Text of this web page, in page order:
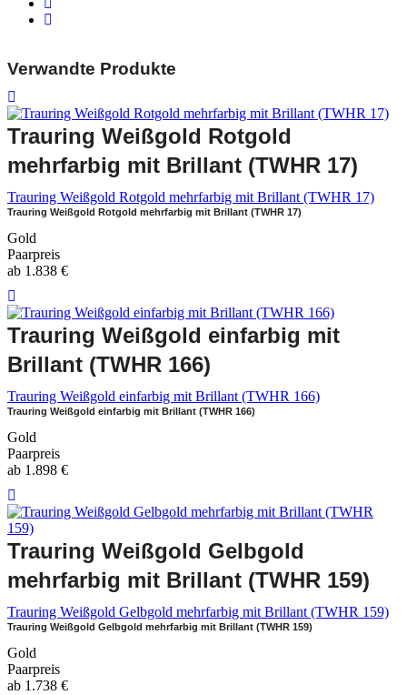
Verwandte Produkte
Trauring Weißgold Rotgold
mehrfarbig mit Brillant (TWHR 17)
Trauring Weißgold Rotgold mehrfarbig mit Brillant (TWHR 17)
Trauring Weißgold Rotgold mehrfarbig mit Brillant (TWHR 17)
Gold
Paarpreis
ab 1.838 €
Trauring Weißgold einfarbig mit
Brillant (TWHR 166)
Trauring Weißgold einfarbig mit Brillant (TWHR 166)
Trauring Weißgold einfarbig mit Brillant (TWHR 166)
Gold
Paarpreis
ab 1.898 €
Trauring Weißgold Gelbgold
mehrfarbig mit Brillant (TWHR 159)
Trauring Weißgold Gelbgold mehrfarbig mit Brillant (TWHR 159)
Trauring Weißgold Gelbgold mehrfarbig mit Brillant (TWHR 159)
Gold
Paarpreis
ab 1.738 €